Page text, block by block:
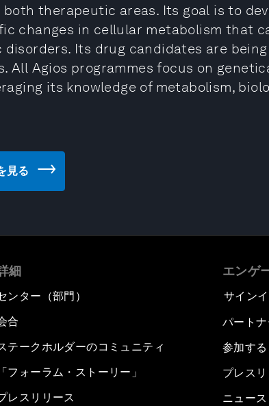
therapeutic areas. Its goal is to
changes in cellular metabolism that
Its drug candidates are being
All Agios programmes focus on
its knowledge of metabolism,
見る
細
ンター（部門）
合
テークホルダーのコミュニティ
「フォーラム・ストーリー」
レスリリース
エンゲ
サイン
パート
参加する
プレス
ニュー